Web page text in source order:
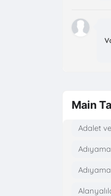
Main
Adalet